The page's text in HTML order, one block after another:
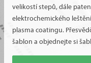
velikostí stepů, dále
elektrochemického
plasma coatingu.
šablon a objednejte si